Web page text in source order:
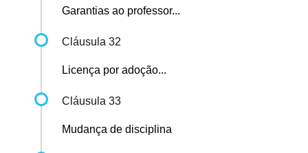
Garantias ao professor...
Cláusula 32
Licença por adoção...
Cláusula 33
Mudança de disciplina